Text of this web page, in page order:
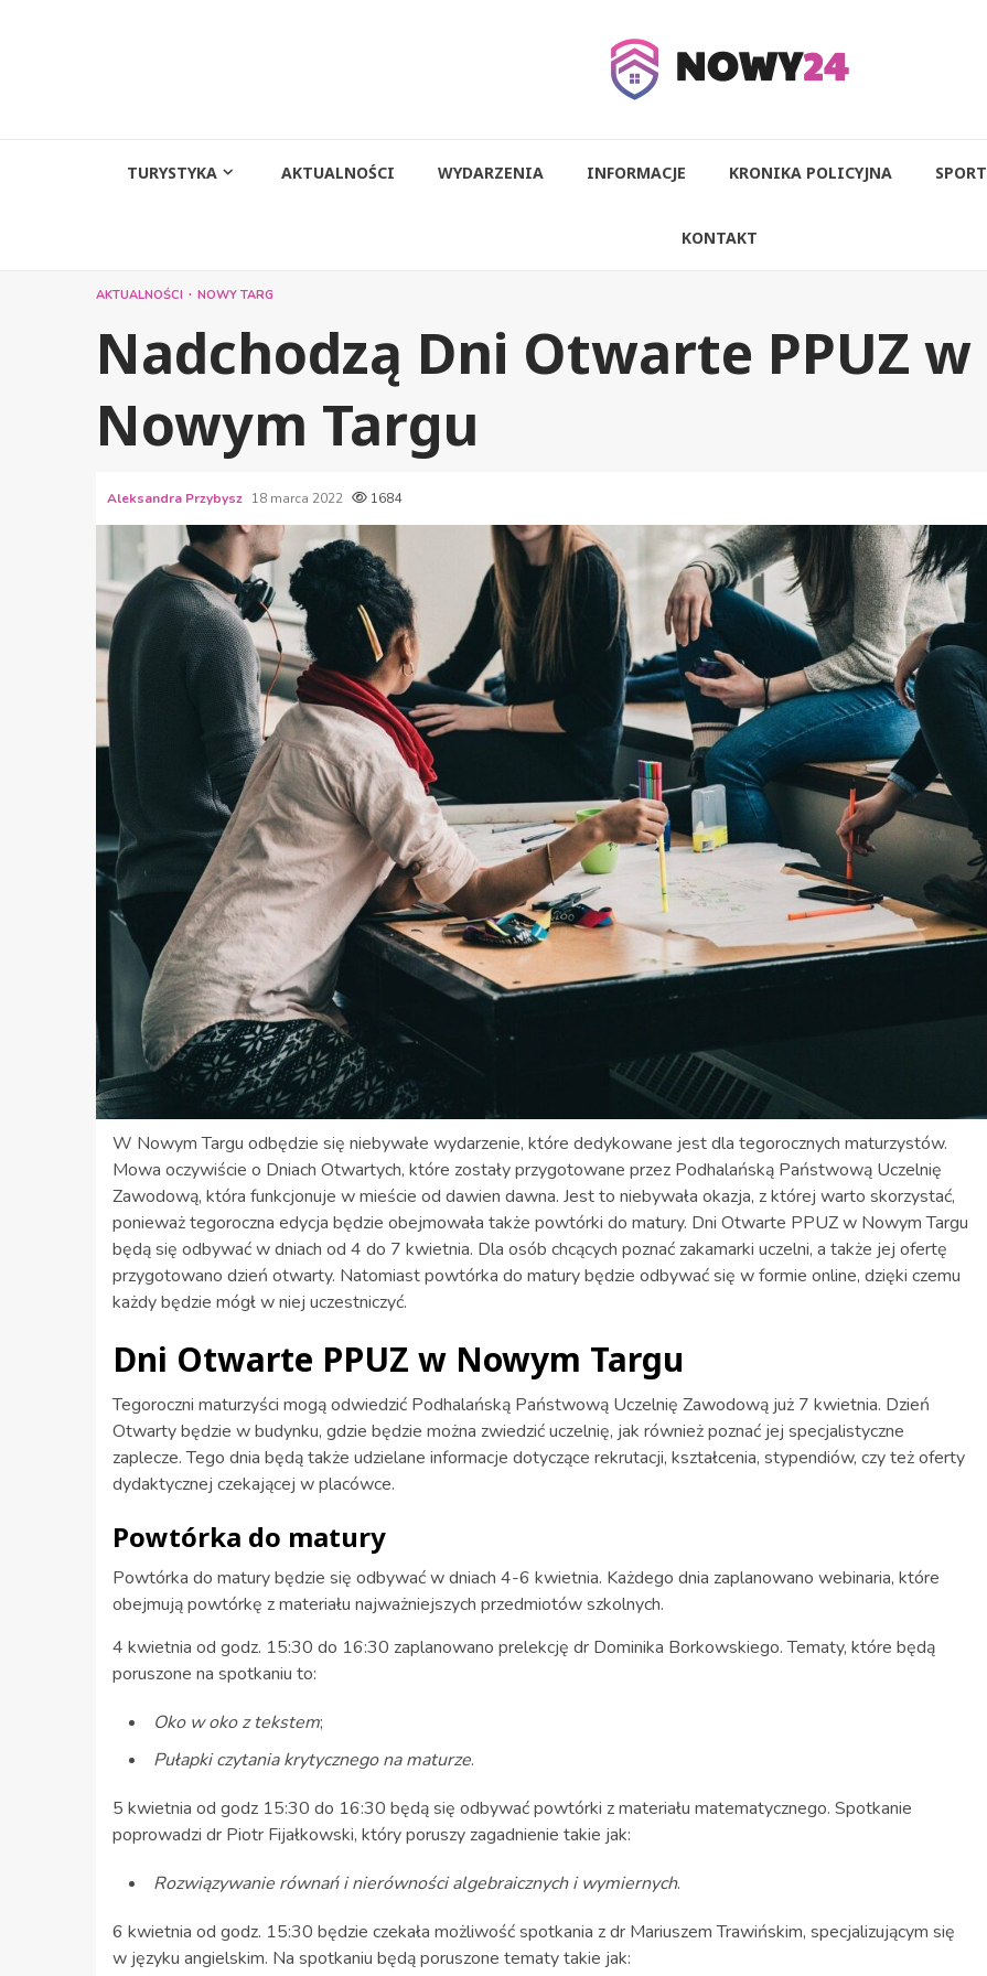
TURYSTYKA AKTUALNOŚCI WYDARZENIA INFORMACJE KRONIKA POLICYJNA SPORT
KONTAKT
AKTUALNOŚCI NOWY TARG
Nadchodzą Dni Otwarte PPUZ w
Nowym Targu
Aleksandra Przybysz 18 marca 2022 1684
W Nowym Targu odbędzie się niebywałe wydarzenie, które dedykowane jest dla tegorocznych maturzystów.
Mowa oczywiście o Dniach Otwartych, które zostały przygotowane przez Podhalańską Państwową Uczelnię
Zawodową, która funkcjonuje w mieście od dawien dawna. Jest to niebywała okazja, z której warto skorzystać,
ponieważ tegoroczna edycja będzie obejmowała także powtórki do matury. Dni Otwarte PPUZ w Nowym Targu
będą się odbywać w dniach od 4 do 7 kwietnia. Dla osób chcących poznać zakamarki uczelni, a także jej ofertę
przygotowano dzień otwarty. Natomiast powtórka do matury będzie odbywać się w formie online, dzięki czemu
każdy będzie mógł w niej uczestniczyć.
Dni Otwarte PPUZ w Nowym Targu
Tegoroczni maturzyści mogą odwiedzić Podhalańską Państwową Uczelnię Zawodową już 7 kwietnia. Dzień
Otwarty będzie w budynku, gdzie będzie można zwiedzić uczelnię, jak również poznać jej specjalistyczne
zaplecze. Tego dnia będą także udzielane informacje dotyczące rekrutacji, kształcenia, stypendiów, czy też oferty
dydaktycznej czekającej w placówce.
Powtórka do matury
Powtórka do matury będzie się odbywać w dniach 4-6 kwietnia. Każdego dnia zaplanowano webinaria, które
obejmują powtórkę z materiału najważniejszych przedmiotów szkolnych.
4 kwietnia od godz. 15:30 do 16:30 zaplanowano prelekcję dr Dominika Borkowskiego. Tematy, które będą
poruszone na spotkaniu to:
Oko w oko z tekstem;
Pułapki czytania krytycznego na maturze.
5 kwietnia od godz 15:30 do 16:30 będą się odbywać powtórki z materiału matematycznego. Spotkanie
poprowadzi dr Piotr Fijałkowski, który poruszy zagadnienie takie jak:
Rozwiązywanie równań i nierówności algebraicznych i wymiernych.
6 kwietnia od godz. 15:30 będzie czekała możliwość spotkania z dr Mariuszem Trawińskim, specjalizującym się
w języku angielskim. Na spotkaniu będą poruszone tematy takie jak: